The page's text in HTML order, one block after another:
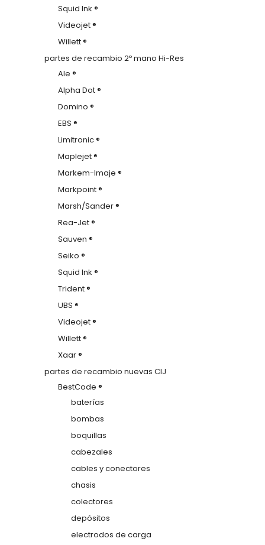
Squid Ink ®
Videojet ®
Willett ®
partes de recambio 2º mano Hi-Res
Ale ®
Alpha Dot ®
Domino ®
EBS ®
Limitronic ®
Maplejet ®
Markem-Imaje ®
Markpoint ®
Marsh/Sander ®
Rea-Jet ®
Sauven ®
Seiko ®
Squid Ink ®
Trident ®
UBS ®
Videojet ®
Willett ®
Xaar ®
partes de recambio nuevas CIJ
BestCode ®
baterías
bombas
boquillas
cabezales
cables y conectores
chasis
colectores
depósitos
electrodos de carga